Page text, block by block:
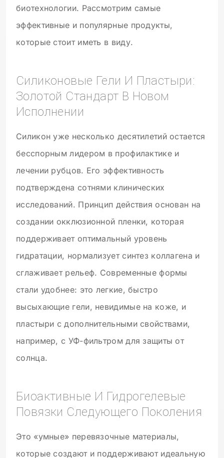
биотехнологии. Рассмотрим самые
эффективные и популярные продукты,
которые стоит иметь в виду.
Силиконовые Гели И Пластыри:
Золотой Стандарт В Новом
Исполнении
Силикон уже несколько десятилетий остается
бесспорным лидером в профилактике и
лечении рубцов. Его эффективность
подтверждена сотнями клинических
исследований. Принцип действия основан на
создании окклюзионной пленки, которая
поддерживает оптимальный уровень
гидратации, нормализует синтез коллагена и
сглаживает рельеф. Современные формы
стали удобнее: это легкие, быстро
высыхающие гели, невидимые на коже, и
пластыри с дополнительными свойствами,
например, с УФ-фильтром для защиты от
солнца.
Биоактивные И Гидрогелевые
Повязки Следующего Поколения
Это «умные» перевязочные материалы,
которые создают и поддерживают идеальную